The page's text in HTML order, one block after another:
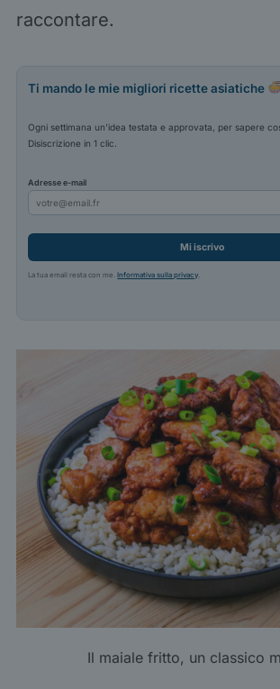
raccontare.
Ti mando le mie migliori ricette asiatiche
Ogni settimana un'idea testata e approvata, per sapere
Disiscrizione in 1 clic.
Adresse e-mail
Mi iscrivo
La tua email resta con me.Informativa sulla privacy
Il maiale fritto, un classico